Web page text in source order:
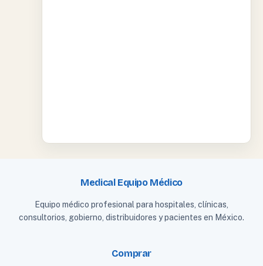
Medical Equipo Médico
Equipo médico profesional para hospitales, clínicas,
consultorios, gobierno, distribuidores y pacientes en México.
Comprar